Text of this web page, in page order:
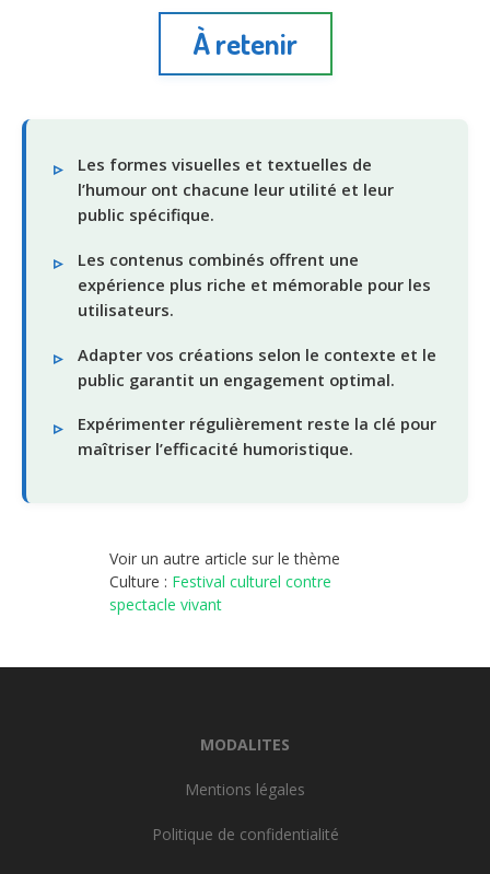
À retenir
Les formes visuelles et textuelles de
l’humour ont chacune leur utilité et leur
public spécifique.
Les contenus combinés offrent une
expérience plus riche et mémorable pour les
utilisateurs.
Adapter vos créations selon le contexte et le
public garantit un engagement optimal.
Expérimenter régulièrement reste la clé pour
maîtriser l’efficacité humoristique.
Voir un autre article sur le thème
Culture : Festival culturel contre
spectacle vivant
MODALITES
Mentions légales
Politique de confidentialité